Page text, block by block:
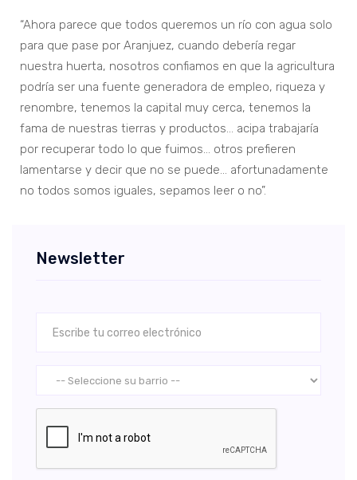
“Ahora parece que todos queremos un río con agua solo
para que pase por Aranjuez, cuando debería regar
nuestra huerta, nosotros confiamos en que la agricultura
podría ser una fuente generadora de empleo, riqueza y
renombre, tenemos la capital muy cerca, tenemos la
fama de nuestras tierras y productos… acipa trabajaría
por recuperar todo lo que fuimos… otros prefieren
lamentarse y decir que no se puede… afortunadamente
no todos somos iguales, sepamos leer o no”.
Newsletter